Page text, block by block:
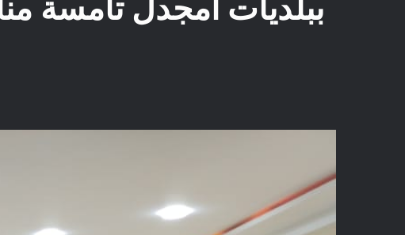
ببلديات امجدل